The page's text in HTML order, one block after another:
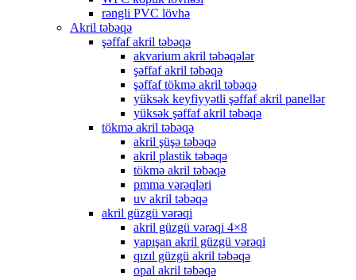
rəngli PVC lövhə
Akril təbəqə
şəffaf akril təbəqə
akvarium akril təbəqələr
şəffaf akril təbəqə
şəffaf tökmə akril təbəqə
yüksək keyfiyyətli şəffaf akril panellər
yüksək şəffaf akril təbəqə
tökmə akril təbəqə
akril şüşə təbəqə
akril plastik təbəqə
tökmə akril təbəqə
pmma vərəqləri
uv akril təbəqə
akril güzgü vərəqi
akril güzgü vərəqi 4×8
yapışan akril güzgü vərəqi
qızıl güzgü akril təbəqə
opal akril təbəqə